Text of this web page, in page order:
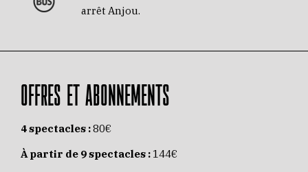
arrêt Anjou.
OFFRES ET ABONNEMENTS
4 spectacles :80€
À partir de 9 spectacles : 144€